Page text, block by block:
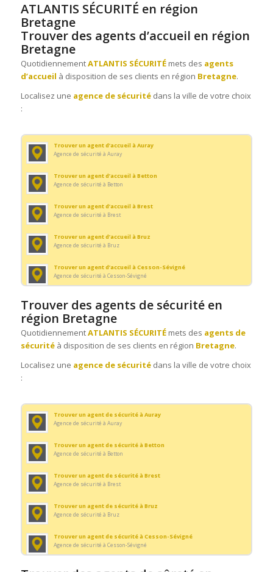
ATLANTIS SÉCURITÉ en région
Bretagne
Trouver des agents d’accueil en région
Bretagne
QuotidiennementATLANTIS SÉCURITÉmets des agents
d’accueil à disposition de ses clients en région Bretagne.
Localisez une agence de sécuritédans la ville de votre choix
:
Trouver un agent d’accueil à Auray
Agence de sécurité à Auray
Trouver un agent d’accueil à Betton
Agence de sécurité à Betton
Trouver un agent d’accueil à Brest
Agence de sécurité à Brest
Trouver un agent d’accueil à Bruz
Agence de sécurité à Bruz
Trouver un agent d’accueil à Cesson-Sévigné
Agence de sécurité à Cesson-Sévigné
Agence de sécurité à Concarneau
Trouver un agent d’accueil à Dinan
Agence de sécurité à Dinan
Agence de sécurité à Dinard
Trouver un agent d’accueil à Fouesnant
Agence de sécurité à Fouesnant
Trouver un agent d’accueil à Fougères
Agence de sécurité à Fougères
Trouver un agent d’accueil à Guidel
Agence de sécurité à Guidel
Trouver un agent d’accueil à Guingamp
Agence de sécurité à Guingamp
Trouver un agent d’accueil à Guipavas
Agence de sécurité à Guipavas
Trouver des agents de sécurité en
région Bretagne
QuotidiennementATLANTIS SÉCURITÉmets des agents de
sécuritéà disposition de ses clients en région Bretagne.
Localisez une agence de sécuritédans la ville de votre choix
:
Trouver un agent de sécurité à Auray
Agence de sécurité à Auray
Trouver un agent de sécurité à Betton
Agence de sécurité à Betton
Trouver un agent de sécurité à Brest
Agence de sécurité à Brest
Trouver un agent de sécurité à Bruz
Agence de sécurité à Bruz
Trouver un agent de sécurité à Cesson-Sévigné
Agence de sécurité à Cesson-Sévigné